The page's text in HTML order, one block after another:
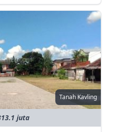
Tanah Kavling
juta